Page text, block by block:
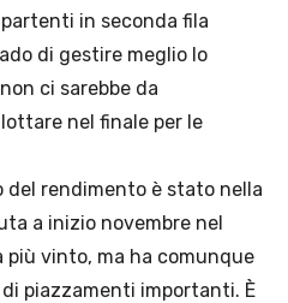
partenti in seconda fila
di gestire meglio lo
ci sarebbe da
nel finale per le
del rendimento è stato nella
a inizio novembre nel
più vinto, ma ha comunque
piazzamenti importanti. È